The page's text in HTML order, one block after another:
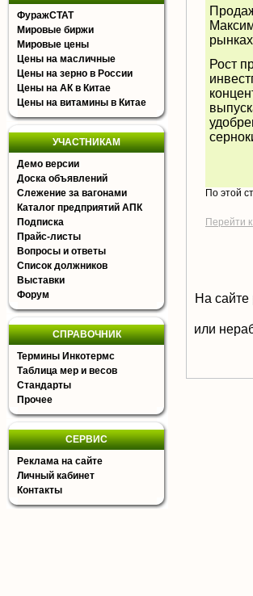
ФуражСТАТ
Мировые биржи
Мировые цены
Цены на масличные
Цены на зерно в России
Цены на АК в Китае
Цены на витамины в Китае
УЧАСТНИКАМ
Демо версии
Доска объявлений
Слежение за вагонами
Каталог предприятий АПК
Подписка
Прайс-листы
Вопросы и ответы
Список должников
Выставки
Форум
СПРАВОЧНИК
Термины Инкотермс
Таблица мер и весов
Стандарты
Прочее
СЕРВИС
Реклама на сайте
Личный кабинет
Контакты
Рост
По этой
Перейти
На сайте
или